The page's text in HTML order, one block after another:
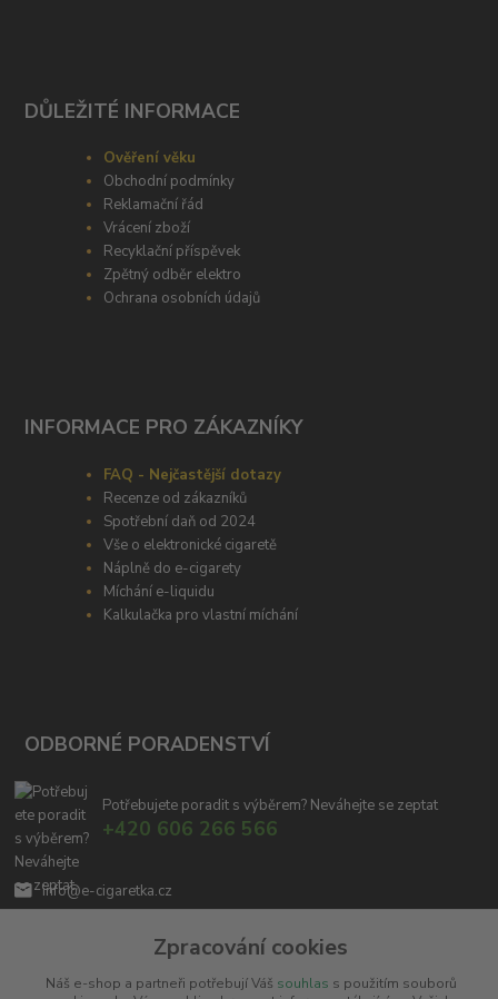
DŮLEŽITÉ INFORMACE
Ověření věku
Obchodní podmínky
Reklamační řád
Vrácení zboží
Recyklační příspěvek
Zpětný odběr elektro
Ochrana osobních údajů
INFORMACE PRO ZÁKAZNÍKY
FAQ - Nejčastější dotazy
Recenze od zákazníků
Spotřební daň od 2024
Vše o elektronické cigaretě
Náplně do e-cigarety
Míchání e-liquidu
Kalkulačka pro vlastní míchání
ODBORNÉ PORADENSTVÍ
Potřebujete poradit s výběrem? Neváhejte se zeptat
+420 606 266 566
info@e-cigaretka.cz
Zpracování cookies
Náš e-shop a partneři potřebují Váš souhlas s použitím souborů